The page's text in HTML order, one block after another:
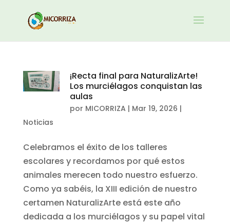
¡Recta final para NaturalizArte!
Los murciélagos conquistan las
aulas
por MICORRIZA | Mar 19, 2026 |
Noticias
Celebramos el éxito de los talleres
escolares y recordamos por qué estos
animales merecen todo nuestro esfuerzo.
Como ya sabéis, la XIII edición de nuestro
certamen NaturalizArte está este año
dedicada a los murciélagos y su papel vital